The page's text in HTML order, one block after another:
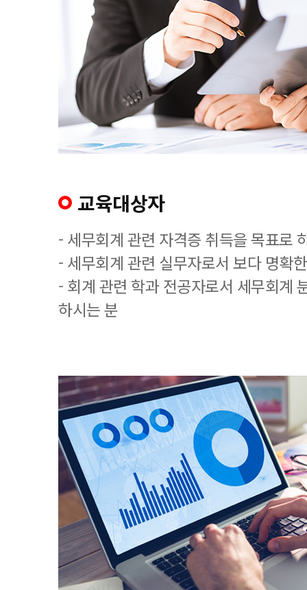
교육대상자
- 세무회계 관련 자격증 취득을 목표로
- 세무회계 관련 실무자로서 보다 명확
- 회계 관련 학과 전공자로서 세무회계
하시는 분